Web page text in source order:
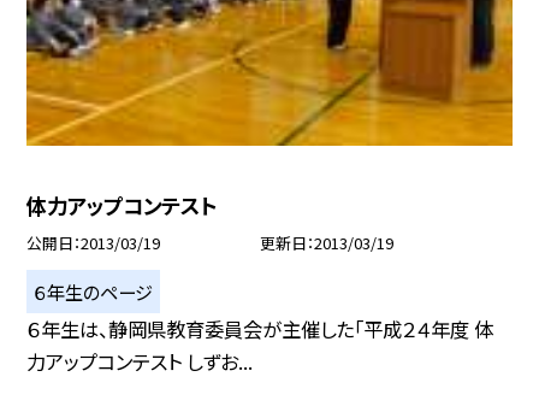
体力アップコンテスト
公開日 2013/03/19 更新日 2013/03/19
６年生のページ
６年生は、静岡県教育委員会が主催した「平成２４年度 体
力アップコンテスト しずお...